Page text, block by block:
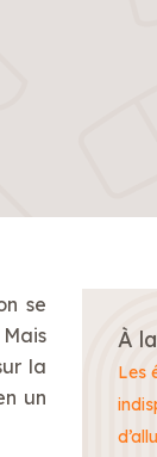
se
la
un
À
Les